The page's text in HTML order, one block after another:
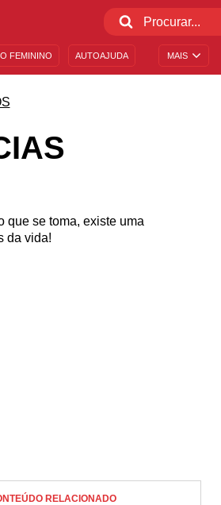
MAIS
FEMININO AUTOAJUDA
que se toma, existe uma
da vida!
RELACIONADO